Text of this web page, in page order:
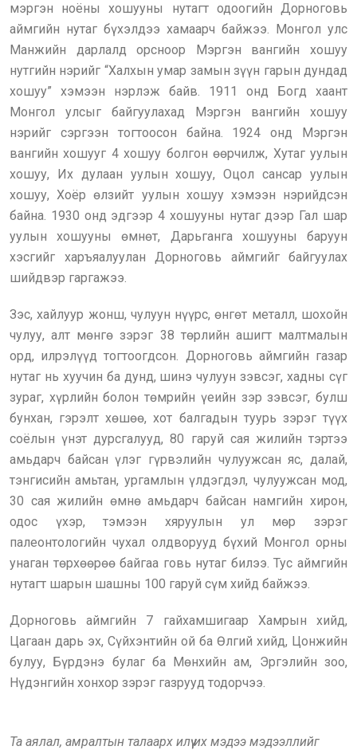
мэргэн ноёны хошууны нутагт одоогийн Дорноговь
аймгийн нутаг бүхэлдээ хамаарч байжээ. Монгол улс
Манжийн дарлалд орсноор Мэргэн вангийн хошуу
нутгийн нэрийг “Халхын умар замын зүүн гарын дундад
хошуу” хэмээн нэрлэж байв. 1911 онд Богд хаант
Монгол улсыг байгуулахад Мэргэн вангийн хошуу
нэрийг сэргээн тогтоосон байна. 1924 онд Мэргэн
вангийн хошууг 4 хошуу болгон өөрчилж, Хутаг уулын
хошуу, Их дулаан уулын хошуу, Оцол сансар уулын
хошуу, Хоёр өлзийт уулын хошуу хэмээн нэрийдсэн
байна. 1930 онд эдгээр 4 хошууны нутаг дээр Гал шар
уулын хошууны өмнөт, Дарьганга хошууны баруун
хэсгийг харъяалуулан Дорноговь аймгийг байгуулах
шийдвэр гаргажээ.
Зэс, хайлуур жонш, чулуун нүүрс, өнгөт металл, шохойн
чулуу, алт мөнгө зэрэг 38 төрлийн ашигт малтмалын
орд, илрэлүүд тогтоогдсон. Дорноговь аймгийн газар
нутаг нь хуучин ба дунд, шинэ чулуун зэвсэг, хадны сүг
зураг, хүрлийн болон төмрийн үеийн зэр зэвсэг, булш
бунхан, гэрэлт хөшөө, хот балгадын туурь зэрэг түүх
соёлын үнэт дурсгалууд, 80 гаруй сая жилийн тэртээ
амьдарч байсан үлэг гүрвэлийн чулуужсан яс, далай,
тэнгисийн амьтан, ургамлын үлдэгдэл, чулуужсан мод,
30 сая жилийн өмнө амьдарч байсан намгийн хирон,
одос үхэр, тэмээн хяруулын ул мөр зэрэг
палеонтологийн чухал олдворууд бүхий Монгол орны
унаган төрхөөрөө байгаа говь нутаг билээ. Тус аймгийн
нутагт шарын шашны 100 гаруй сүм хийд байжээ.
Дорноговь аймгийн 7 гайхамшигаар Хамрын хийд,
Цагаан дарь эх, Сүйхэнтийн ой ба Өлгий хийд, Цонжийн
булуу, Бүрдэнэ булаг ба Мөнхийн ам, Эргэлийн зоо,
Нүдэнгийн хонхор зэрэг газрууд тодорчээ.
Та аялал, амралтын талаарх илүү их мэдээ мэдээллийг